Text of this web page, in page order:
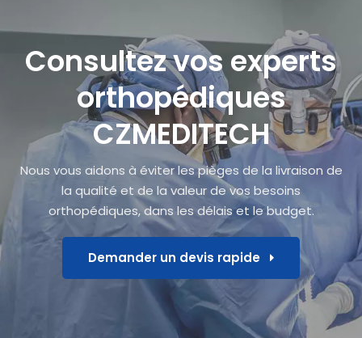
Consultez vos experts
orthopédiques
CZMEDITECH
Nous vous aidons à éviter les pièges de la livraison de
la qualité et de la valeur de vos besoins
orthopédiques, dans les délais et le budget.
Demander un devis rapide